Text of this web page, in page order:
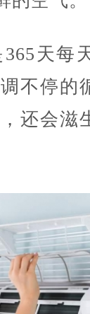
天每
不停的
还会滋